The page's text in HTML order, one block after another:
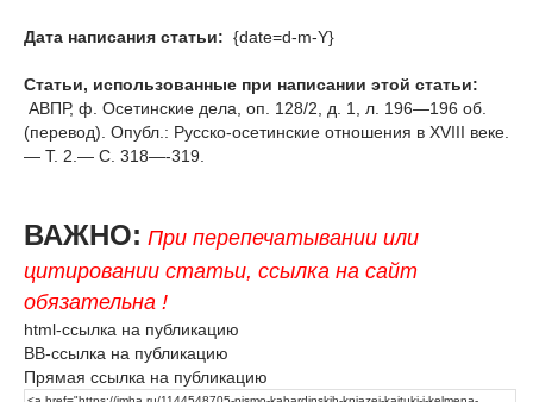
Дата написания статьи: {date=d-m-Y}
Статьи, использованные при написании этой статьи:
АВПР, ф. Осетинские дела, оп. 128/2, д. 1, л. 196—196 об.
(перевод). Опубл.: Русско-осетинские отношения в XVIII веке.
— Т. 2.— С. 318—-319.
ВАЖНО: При перепечатывании или
цитировании статьи, ссылка на сайт
обязательна !
html-ссылка на публикацию
BB-ссылка на публикацию
Прямая ссылка на публикацию